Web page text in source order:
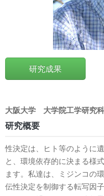
研究成果
大阪大学 大学院工学研究科
研究概要
性決定は、ヒト等のように
と、環境依存的に決まる様
ます。私達は、ミジンコの
伝性決定を制御する転写因